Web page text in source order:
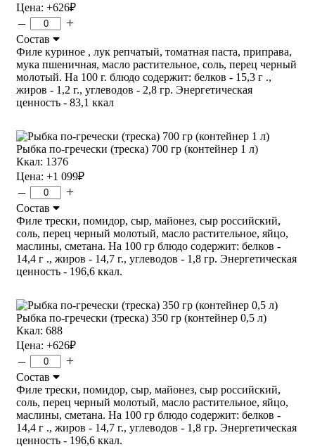
Цена: +626₽
– +
Состав
Филе куриное , лук репчатый, томатная паста, приправа,
мука пшеничная, масло растительное, соль, перец черный
молотый. На 100 г. блюдо содержит: белков - 15,3 г .,
жиров - 1,2 г., углеводов - 2,8 гр. Энергетическая
ценность - 83,1 ккал
Рыбка по-гречески (треска) 700 гр (контейнер 1 л)
Ккал: 1376
Цена: +1 099₽
– +
Состав
Филе трески, помидор, сыр, майонез, сыр российский,
соль, перец черный молотый, масло растительное, яйцо,
маслины, сметана. На 100 гр блюдо содержит: белков -
14,4 г ., жиров - 14,7 г., углеводов - 1,8 гр. Энергетическая
ценность - 196,6 ккал.
Рыбка по-гречески (треска) 350 гр (контейнер 0,5 л)
Ккал: 688
Цена: +626₽
– +
Состав
Филе трески, помидор, сыр, майонез, сыр российский,
соль, перец черный молотый, масло растительное, яйцо,
маслины, сметана. На 100 гр блюдо содержит: белков -
14,4 г ., жиров - 14,7 г., углеводов - 1,8 гр. Энергетическая
ценность - 196,6 ккал.